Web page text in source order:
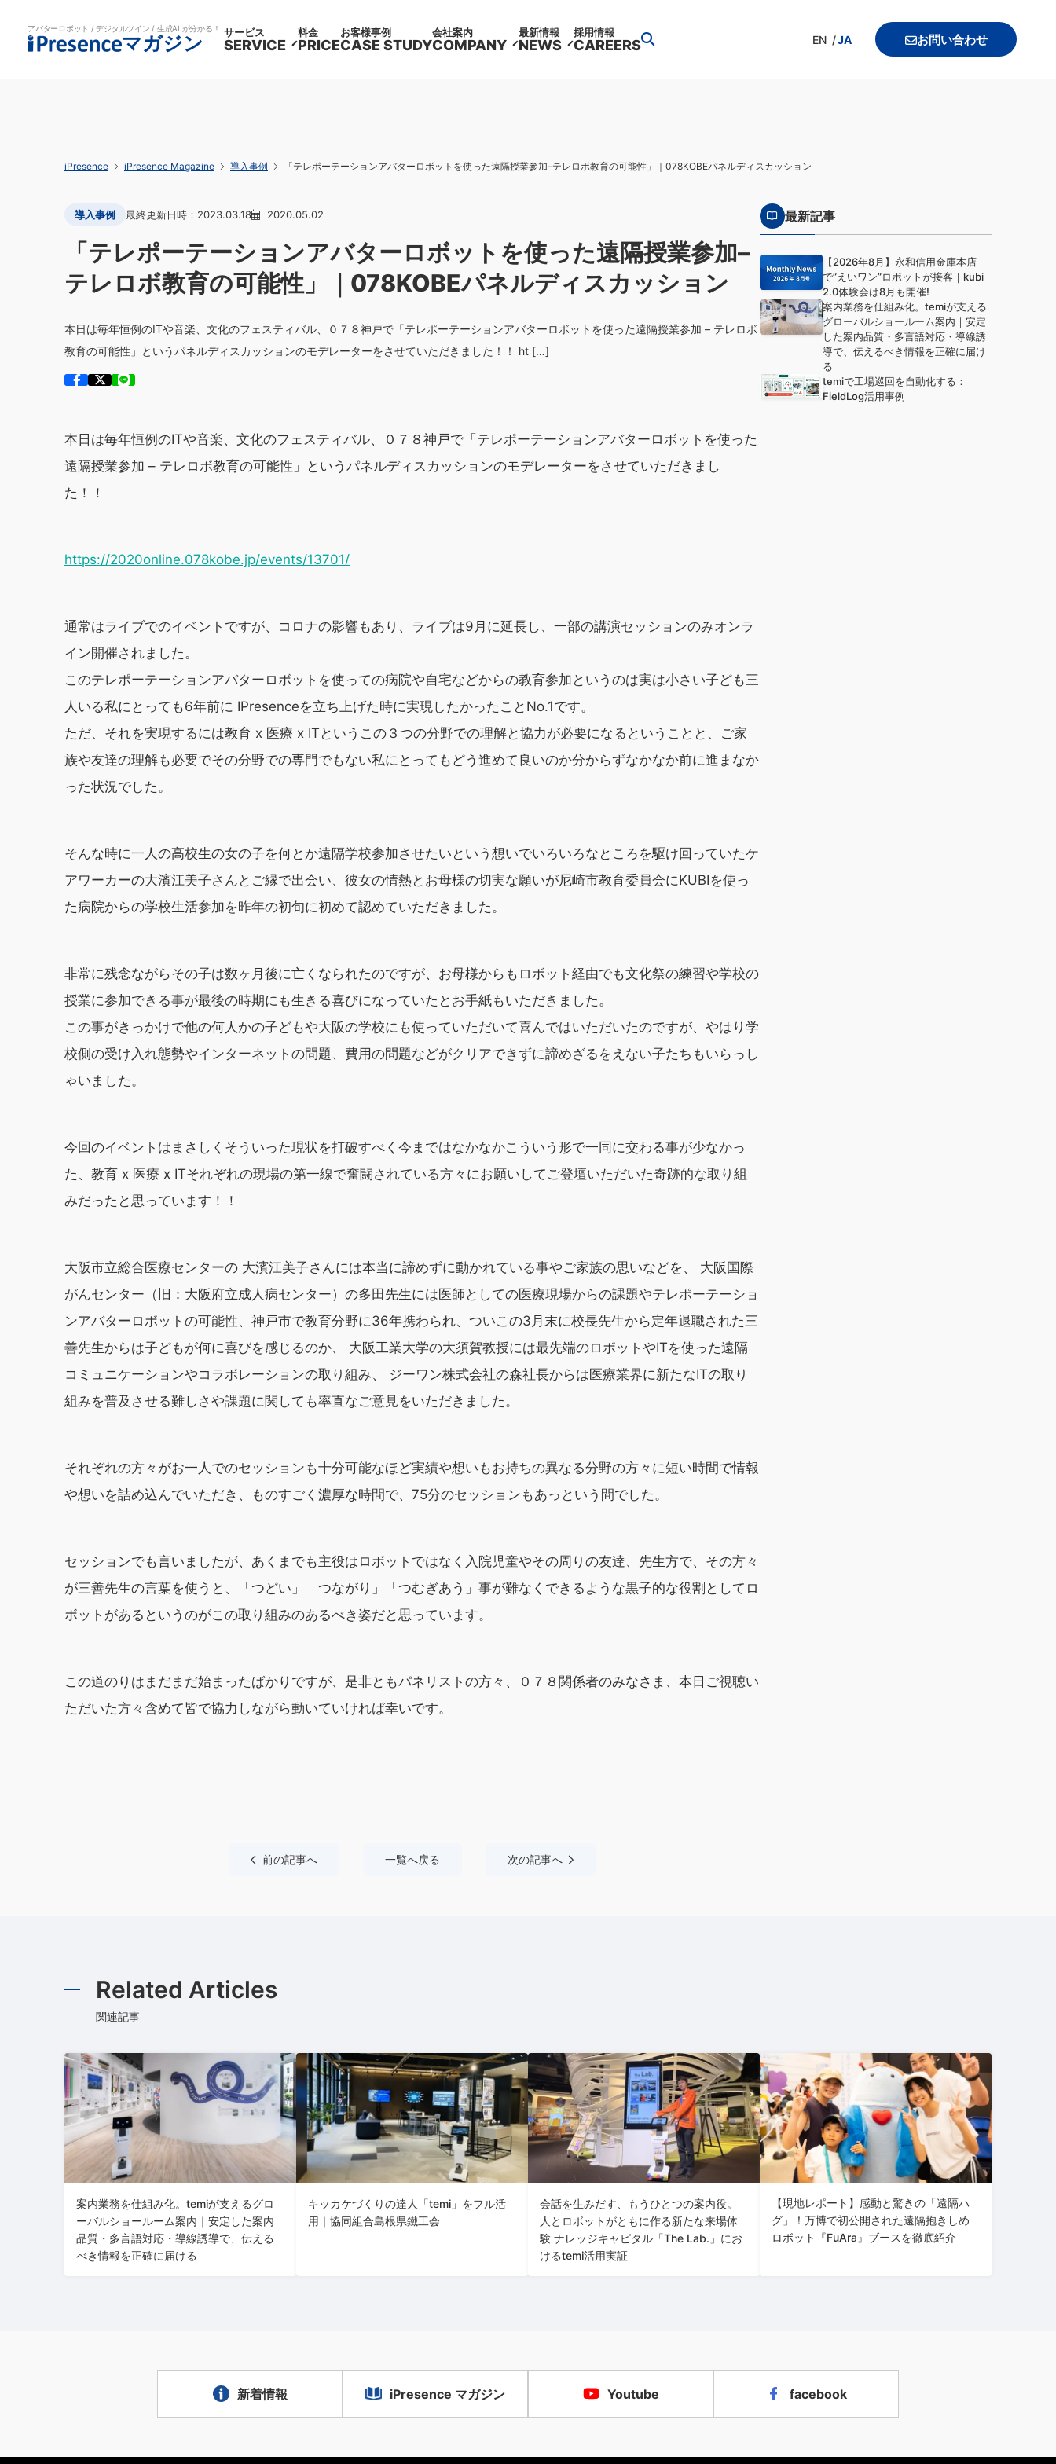
アバターロボット / デジタルツイン / 生成AI が分かる！
マガジン サービス
SERVICE
料金
PRICE
お客様事例
CASE STUDY
会社案内
COMPANY
最新情報
NEWS
採用情報
CAREERS EN JA お問い合わせ
iPresence iPresence Magazine 導入事例 「テレポーテーションアバターロボットを使った遠隔授業参加–テレロボ教育の可能性」｜078KOBEパネルディスカッション
導入事例 2023.03.18 2020.05.02
「テレポーテーションアバターロボットを使った遠隔授業参加–
テレロボ教育の可能性」｜078KOBEパネルディスカッション
本日は毎年恒例のITや音楽、文化のフェスティバル、０７８神戸で「テレポーテーションアバターロボットを使った遠隔授業参加 – テレロボ
教育の可能性」というパネルディスカッションのモデレーターをさせていただきました！！ ht […]
本日は毎年恒例のITや音楽、文化のフェスティバル、０７８神戸で「テレポーテーションアバターロボットを使った
遠隔授業参加 – テレロボ教育の可能性」というパネルディスカッションのモデレーターをさせていただきまし
た！！
https://2020online.078kobe.jp/events/13701/
通常はライブでのイベントですが、コロナの影響もあり、ライブは9月に延長し、一部の講演セッションのみオンラ
イン開催されました。
このテレポーテーションアバターロボットを使っての病院や自宅などからの教育参加というのは実は小さい子ども三
人いる私にとっても6年前に IPresenceを立ち上げた時に実現したかったことNo.1です。
ただ、それを実現するには教育 x 医療 x ITというこの３つの分野での理解と協力が必要になるということと、ご家
族や友達の理解も必要でその分野での専門でもない私にとってもどう進めて良いのか分からずなかなか前に進まなか
った状況でした。
そんな時に一人の高校生の女の子を何とか遠隔学校参加させたいという想いでいろいろなところを駆け回っていたケ
アワーカーの大濱江美子さんとご縁で出会い、彼女の情熱とお母様の切実な願いが尼崎市教育委員会にKUBIを使っ
た病院からの学校生活参加を昨年の初旬に初めて認めていただきました。
非常に残念ながらその子は数ヶ月後に亡くなられたのですが、お母様からもロボット経由でも文化祭の練習や学校の
授業に参加できる事が最後の時期にも生きる喜びになっていたとお手紙もいただきました。
この事がきっかけで他の何人かの子どもや大阪の学校にも使っていただいて喜んではいただいたのですが、やはり学
校側の受け入れ態勢やインターネットの問題、費用の問題などがクリアできずに諦めざるをえない子たちもいらっし
ゃいました。
今回のイベントはまさしくそういった現状を打破すべく今まではなかなかこういう形で一同に交わる事が少なかっ
た、教育 x 医療 x ITそれぞれの現場の第一線で奮闘されている方々にお願いしてご登壇いただいた奇跡的な取り組
みだったと思っています！！
大阪市立総合医療センターの 大濱江美子さんには本当に諦めずに動かれている事やご家族の思いなどを、 大阪国際
がんセンター（旧：大阪府立成人病センター）の多田先生には医師としての医療現場からの課題やテレポーテーショ
ンアバターロボットの可能性、神戸市で教育分野に36年携わられ、ついこの3月末に校長先生から定年退職された三
善先生からは子どもが何に喜びを感じるのか、 大阪工業大学の大須賀教授には最先端のロボットやITを使った遠隔
コミュニケーションやコラボレーションの取り組み、 ジーワン株式会社の森社長からは医療業界に新たなITの取り
組みを普及させる難しさや課題に関しても率直なご意見をいただきました。
それぞれの方々がお一人でのセッションも十分可能なほど実績や想いもお持ちの異なる分野の方々に短い時間で情報
や想いを詰め込んでいただき、ものすごく濃厚な時間で、75分のセッションもあっという間でした。
セッションでも言いましたが、あくまでも主役はロボットではなく入院児童やその周りの友達、先生方で、その方々
が三善先生の言葉を使うと、「つどい」「つながり」「つむぎあう」事が難なくできるような黒子的な役割としてロ
ボットがあるというのがこの取り組みのあるべき姿だと思っています。
この道のりはまだまだ始まったばかりですが、是非ともパネリストの方々、０７８関係者のみなさま、本日ご視聴い
ただいた方々含めて皆で協力しながら動いていければ幸いです。
前の記事へ 一覧へ戻る 次の記事へ
最新記事
【2026年8月】永和信用金庫本店
で”えいワン”ロボットが接客｜kubi
2.0体験会は8月も開催!
案内業務を仕組み化。temiが支える
グローバルショールーム案内｜安定
した案内品質・多言語対応・導線誘
導で、伝えるべき情報を正確に届け
る
temiで工場巡回を自動化する：
FieldLog活用事例
Related Articles
関連記事
案内業務を仕組み化。temiが支えるグロ
ーバルショールーム案内｜安定した案内
品質・多言語対応・導線誘導で、伝える
べき情報を正確に届ける
キッカケづくりの達人「temi」をフル活
用｜協同組合島根県鐵工会
会話を生みだす、もうひとつの案内役。
人とロボットがともに作る新たな来場体
験 ナレッジキャピタル「The Lab.」にお
けるtemi活用実証
【現地レポート】感動と驚きの「遠隔ハ
グ」！万博で初公開された遠隔抱きしめ
ロボット『FuAra』ブースを徹底紹介
新着情報 iPresence マガジン Youtube facebook